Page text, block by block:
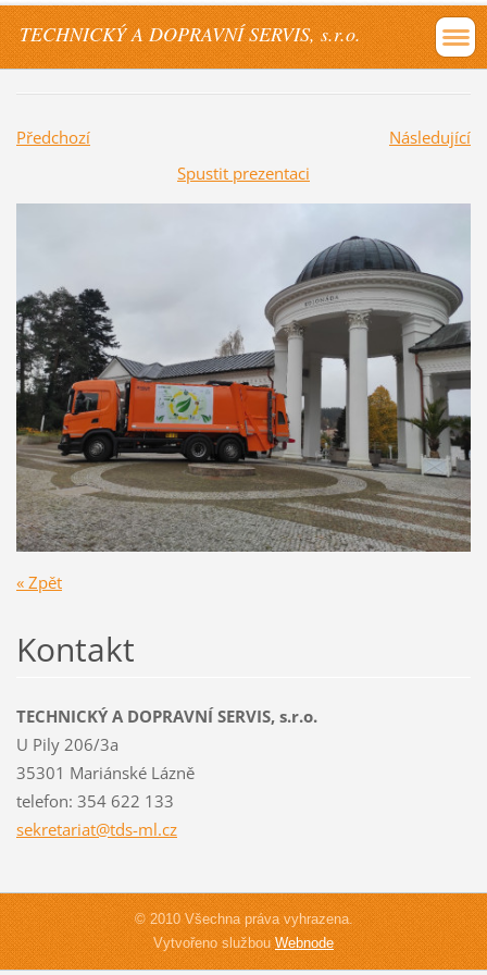
TECHNICKÝ A DOPRAVNÍ SERVIS, s.r.o.
Předchozí
Následující
Spustit prezentaci
« Zpět
Kontakt
TECHNICKÝ A DOPRAVNÍ SERVIS, s.r.o.
U Pily 206/3a
35301 Mariánské Lázně
telefon: 354 622 133
sekretariat@tds-ml.cz
© 2010 Všechna práva vyhrazena.
Vytvořeno službouWebnode